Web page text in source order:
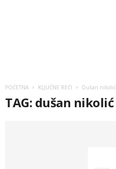
POČETNA KLJUČNE REČI Dušan nikolić
TAG: dušan nikolić